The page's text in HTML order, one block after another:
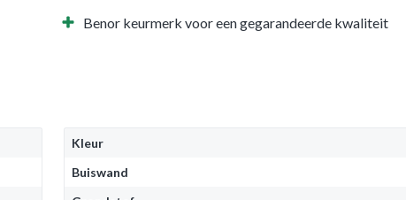
Benor keurmerk voor een gegarandeerde kwaliteit
Kleur
Buiswand